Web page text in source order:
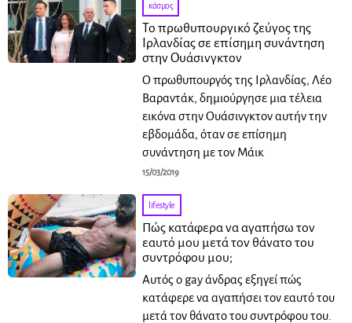
κόσμος
Το πρωθυπουργικό ζεύγος της
Ιρλανδίας σε επίσημη συνάντηση
στην Ουάσινγκτον
Ο πρωθυπουργός της Ιρλανδίας, Λέο
Βαραντάκ, δημιούργησε μια τέλεια
εικόνα στην Ουάσινγκτον αυτήν την
εβδομάδα, όταν σε επίσημη
συνάντηση με τον Mάικ
15/03/2019
lifestyle
Πώς κατάφερα να αγαπήσω τον
εαυτό μου μετά τον θάνατο του
συντρόφου μου;
Αυτός ο gay άνδρας εξηγεί πώς
κατάφερε να αγαπήσει τον εαυτό του
μετά τον θάνατο του συντρόφου του.